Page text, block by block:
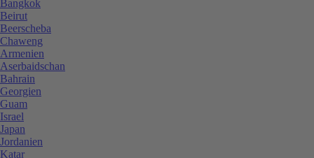
Bangkok
Beirut
Beerscheba
Chaweng
Armenien
Aserbaidschan
Bahrain
Georgien
Guam
Israel
Japan
Jordanien
Katar